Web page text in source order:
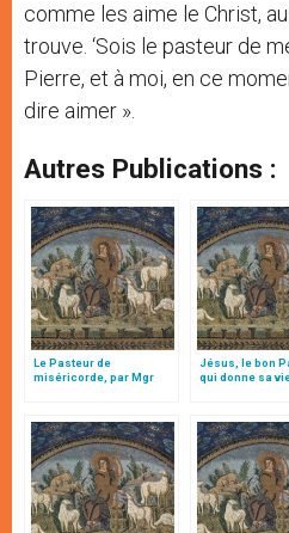
comme les aime le Christ,
trouve. ‘Sois le pasteur de
Pierre, et à moi, en ce
dire aimer ».
Autres Publications :
Le Pasteur de
miséricorde, par Mgr
Jésus, le bon
qui donne sa